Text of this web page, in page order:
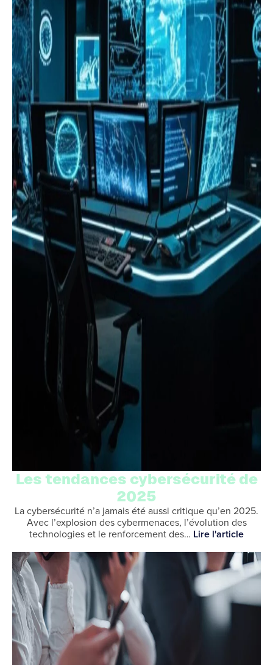
Les tendances cybersécurité de
2025
La cybersécurité n’a jamais été aussi critique qu’en 2025.
Avec l’explosion des cybermenaces, l’évolution des
technologies et le renforcement des… Lire l'article